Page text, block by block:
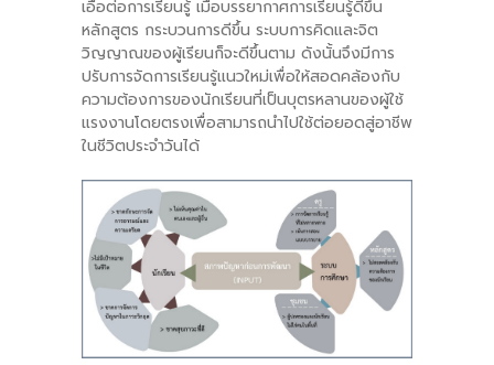
เอื้อต่อการเรียนรู้ เมื่อบรรยากาศการเรียนรู้ดีขึ้น
หลักสูตร กระบวนการดีขึ้น ระบบการคิดและจิต
วิญญาณของผู้เรียนก็จะดีขึ้นตาม ดังนั้นจึงมีการ
ปรับการจัดการเรียนรู้แนวใหม่เพื่อให้สอดคล้องกับ
ความต้องการของนักเรียนที่เป็นบุตรหลานของผู้ใช้
แรงงานโดยตรงเพื่อสามารถนำไปใช้ต่อยอดสู่อาชีพ
ในชีวิตประจำวันได้